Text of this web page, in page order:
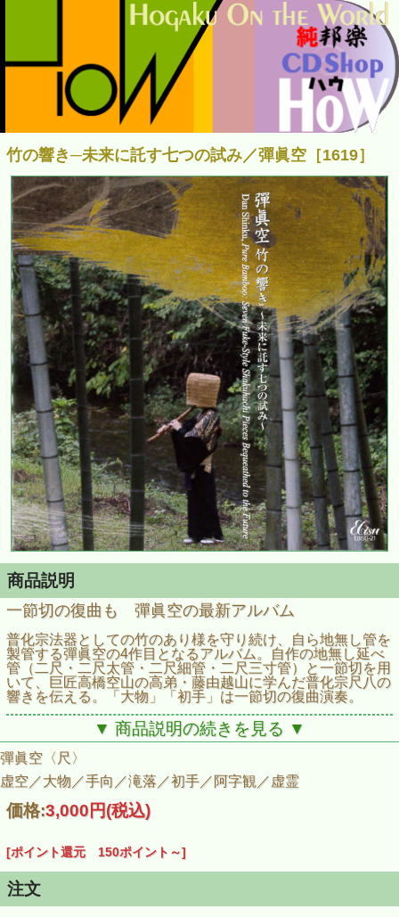
竹の響き─未来に託す七つの試み／彈眞空［1619］
商品説明
一節切の復曲も 彈眞空の最新アルバム
普化宗法器としての竹のあり様を守り続け、自ら地無し管を
製管する彈眞空の4作目となるアルバム。自作の地無し延べ
管（二尺・二尺太管・二尺細管・二尺三寸管）と一節切を用
いて、巨匠高橋空山の高弟・藤由越山に学んだ普化宗尺八の
響きを伝える。「大物」「初手」は一節切の復曲演奏。
▼ 商品説明の続きを見る ▼
彈眞空〈尺〉
虚空／大物／手向／滝落／初手／阿字観／虚霊
価格:3,000円(税込)
[ポイント還元 150ポイント～]
注文